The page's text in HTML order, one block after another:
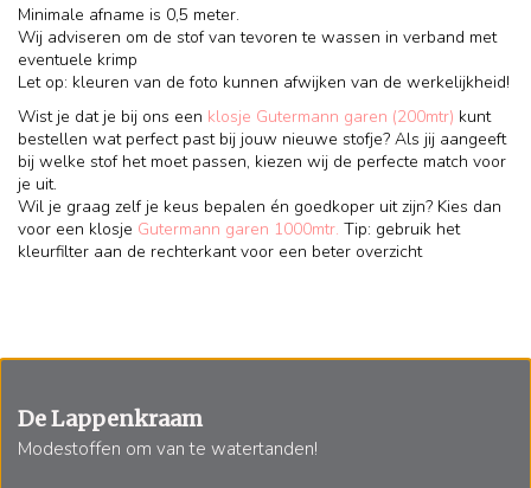
Minimale afname is 0,5 meter.
Wij adviseren om de stof van tevoren te wassen in verband met
eventuele krimp
Let op: kleuren van de foto kunnen afwijken van de werkelijkheid!
Wist je dat je bij ons een klosje Gutermann garen (200mtr) kunt
bestellen wat perfect past bij jouw nieuwe stofje? Als jij aangeeft
bij welke stof het moet passen, kiezen wij de perfecte match voor
je uit.
Wil je graag zelf je keus bepalen én goedkoper uit zijn? Kies dan
voor een klosje Gutermann garen 1000mtr. Tip: gebruik het
kleurfilter aan de rechterkant voor een beter overzicht
De Lappenkraam
Modestoffen om van te watertanden!